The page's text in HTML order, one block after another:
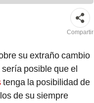
Compartir
su extraño cambio
posible que el
tenga la posibilidad de
de su siempre